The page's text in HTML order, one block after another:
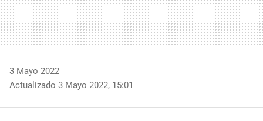
3 Mayo 2022
Actualizado 3 Mayo 2022, 15:01